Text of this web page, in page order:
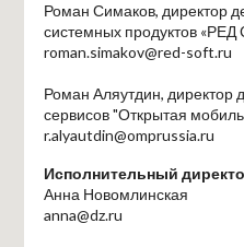
Роман Симаков, директор
системных продуктов «РЕД
roman.simakov@red-soft.ru
Роман Аляутдин, директор
сервисов "Открытая
r.alyautdin@omprussia.ru
Исполнительный
Анна Новомлинская
anna@dz.ru